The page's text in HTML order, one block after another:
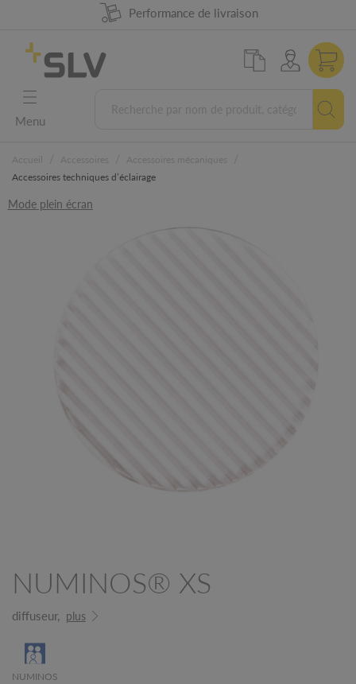
Disponibilité produit à 98%
Performance de livraison
Garantie 5 ans
Conception Allemande
Menu
Accessoires techniques d’éclairage
Mode plein écran
NUMINOS® XS
diffuseur, plus
NUMINOS